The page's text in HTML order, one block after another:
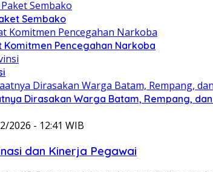
Sembako
Pencegahan Narkoba
Dirasakan Warga Batam, Rempang,
2026 - 12:41 WIB
dan Kinerja Pegawai